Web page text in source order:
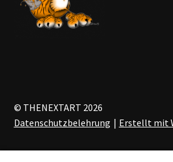
© THENEXTART 2026
Datenschutzbelehrung
Erstellt mit